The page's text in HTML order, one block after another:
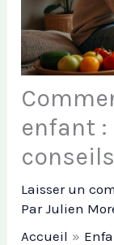
enfant :
Laisser un
ParJulien
Accueil